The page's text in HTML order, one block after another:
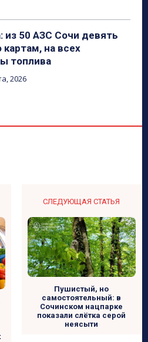
из 50 АЗС Сочи девять
на всех
топлива
2026
СЛЕДУЮЩАЯ СТАТЬЯ
Пушистый, но
самостоятельный: в
Сочинском нацпарке
показали слётка серой
неясыти